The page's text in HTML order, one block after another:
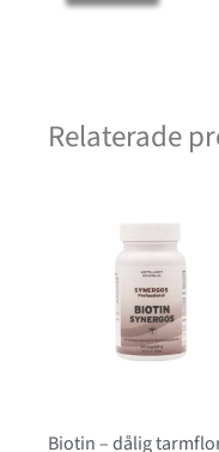
Relaterade
Biotin – dålig